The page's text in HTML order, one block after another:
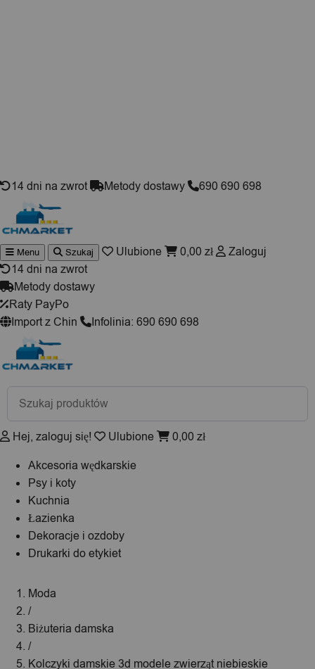
14 dni na zwrot Metody dostawy 690 690 698
Wyszukiwarka
produktów
Menu Szukaj Ulubione 0,00 zł
Zaloguj
14 dni na zwrot
Metody dostawy
Raty PayPo
Import z Chin
Infolinia: 690 690 698
Wyszukiwarka
produktów
Hej, zaloguj się! Ulubione 0,00 zł
Akcesoria wędkarskie
Psy i koty
Kuchnia
Łazienka
Dekoracje i ozdoby
Drukarki do etykiet
Moda
/
Biżuteria damska
/
Kolczyki damskie 3d modele zwierząt niebieskie